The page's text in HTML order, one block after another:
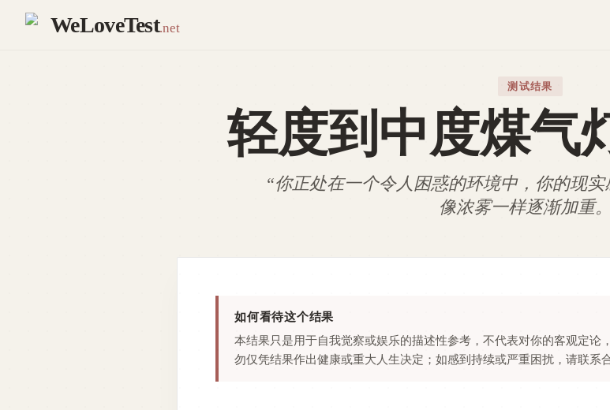
WeLoveTest.net
测试结果
轻度到中度煤气
“你正处在一个令人困惑的环境中，你的现
像浓雾一样逐渐加重。
如何看待这个结果
本结果只是用于自我觉察或娱乐的描述性参考，不代表对你的客观定论
勿仅凭结果作出健康或重大人生决定；如感到持续或严重困扰，请联系